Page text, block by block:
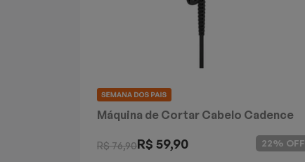
Máquina de Cortar Cabelo Cadence
R$ 76,90R$ 59,90 22% OFF